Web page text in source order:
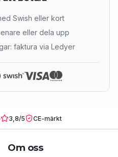
Swish eller kort
eller dela upp
faktura via Ledyer
3,8/5 CE-märkt
Om oss